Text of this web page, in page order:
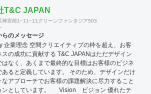
T&C JAPAN
神宮前1−11−11グリーンファンタジア503
らのメッセージ
企業理念 空間クリエイティブの枠を超え、お客
スの成功に貢献する T&C JAPANはただデザイン
はなく、あくまで最終的な目標はお客様のビジネ
あると定義しています。 そのため、デザインだけ
なアプローチでお客様の課題解決に尽力すること
ンとしています。 Vision ビジョン 優れたテ